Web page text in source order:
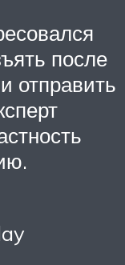
после
отправить